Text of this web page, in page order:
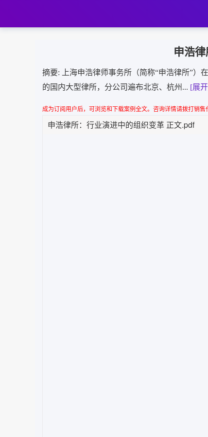
申浩
摘要:
上海申浩律师事务所（简称“申浩律所”
的国内大型律所，分公司遍布北京、杭州... [展
成为订阅用户后，可浏览和下载案例全文。咨询详情请拨打销
申浩律所：行业演进中的组织变革 正文.pdf